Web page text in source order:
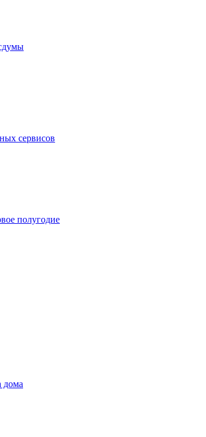
сервисов
полугодие
дома